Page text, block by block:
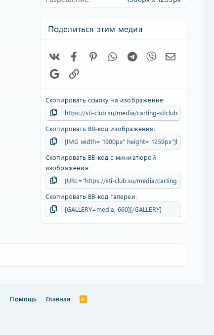
Поделиться этим медиа
FacebookPinterestWhatsAppTelegram
Viber
Google
Скопировать ссылку на изображение
Скопировать BB-код изображения
Скопировать BB-код с миниатюрой
изображения
Скопировать BB-код галереи
Помощь Главная
R